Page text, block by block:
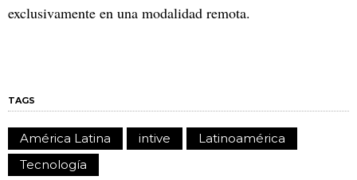
exclusivamente en una modalidad remota.
TAGS
América Latina intive
Latinoamérica
Tecnología